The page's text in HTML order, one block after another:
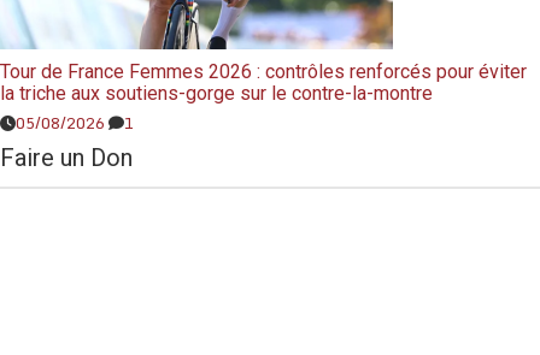
Tour de France Femmes 2026 : contrôles renforcés pour éviter
la triche aux soutiens-gorge sur le contre-la-montre
05/08/2026 1
Faire un Don